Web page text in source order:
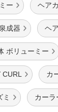
ー ヘア
成器 ヘ
ボリューミー
CURL カ
カー